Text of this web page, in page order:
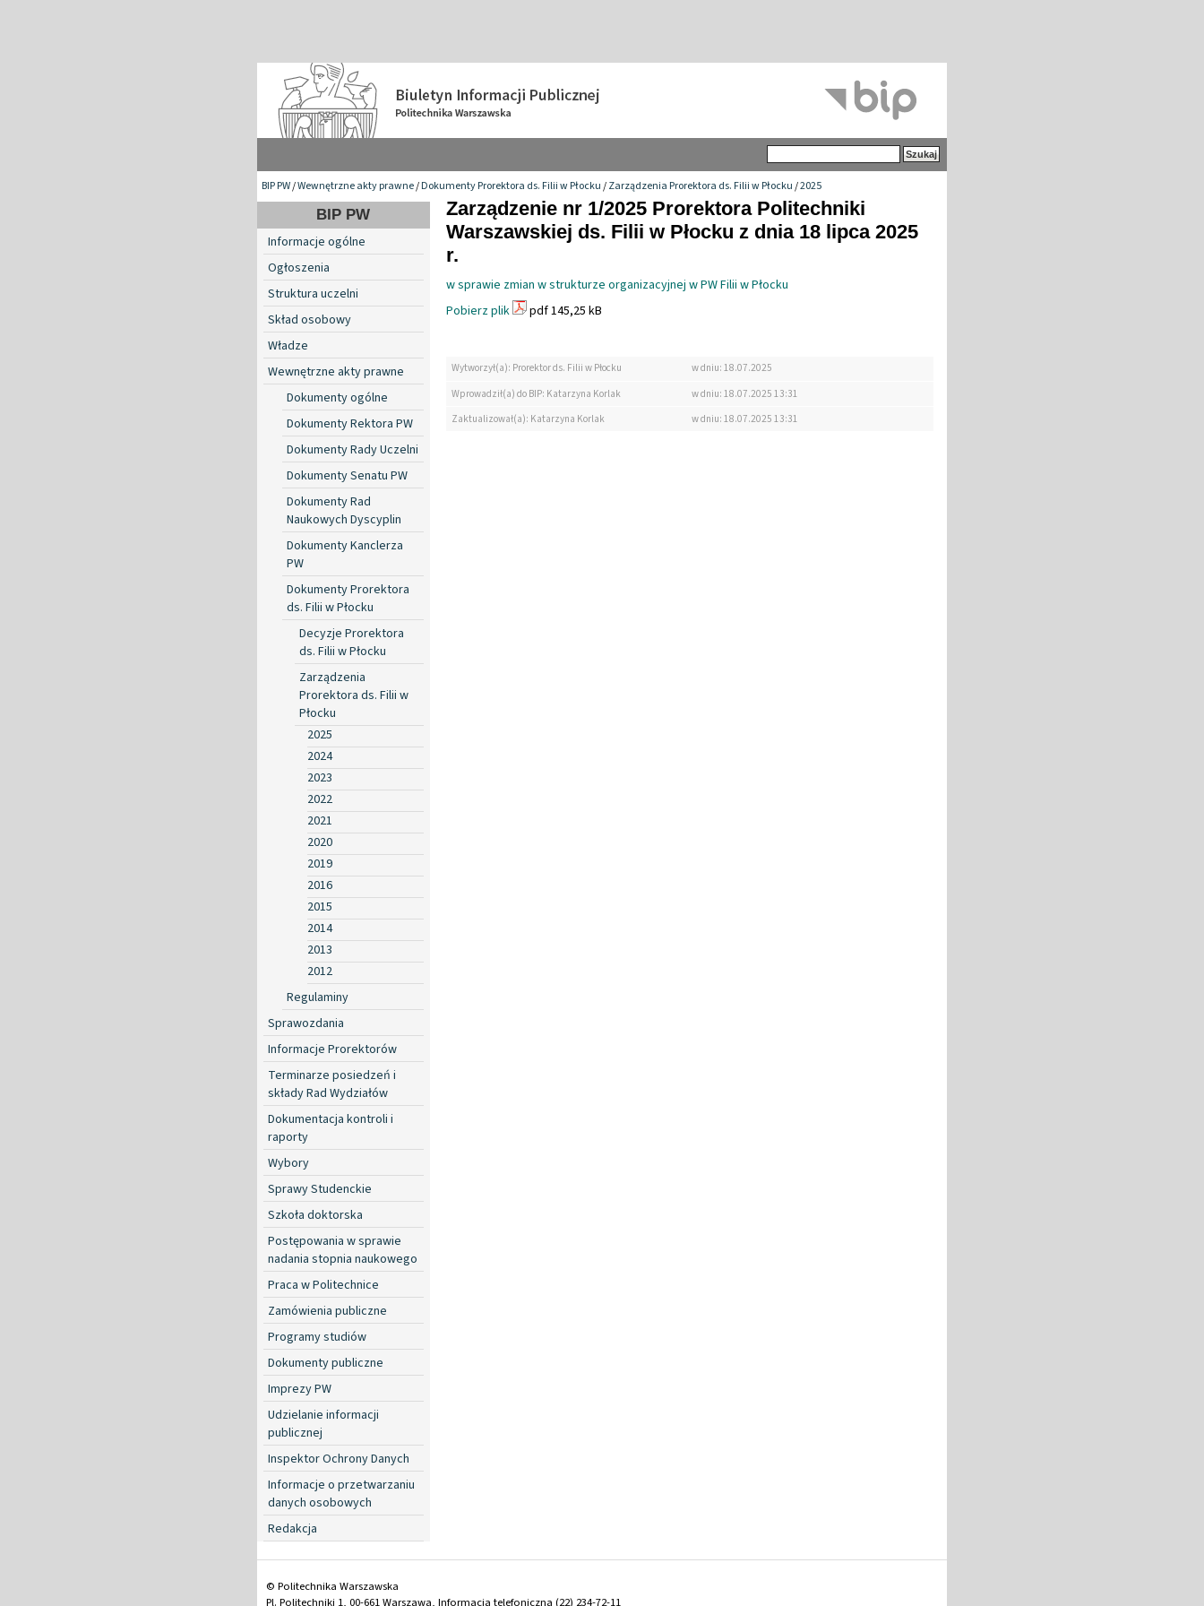
BIP PW/Wewnętrzne akty prawne/Dokumenty Prorektora ds. Filii w Płocku/Zarządzenia Prorektora ds. Filii w Płocku/2025
BIP PW
Informacje ogólne
Ogłoszenia
Struktura uczelni
Skład osobowy
Władze
Wewnętrzne akty prawne
Dokumenty ogólne
Dokumenty Rektora PW
Dokumenty Rady Uczelni
Dokumenty Senatu PW
Dokumenty Rad
Naukowych Dyscyplin
Dokumenty Kanclerza
PW
Dokumenty Prorektora
ds. Filii w Płocku
Decyzje Prorektora
ds. Filii w Płocku
Zarządzenia
Prorektora ds. Filii w
Płocku
2025
2024
2023
2022
2021
2020
2019
2016
2015
2014
2013
2012
Regulaminy
Sprawozdania
Informacje Prorektorów
Terminarze posiedzeń i
składy Rad Wydziałów
Dokumentacja kontroli i
raporty
Wybory
Sprawy Studenckie
Szkoła doktorska
Postępowania w sprawie
nadania stopnia naukowego
Praca w Politechnice
Zamówienia publiczne
Programy studiów
Dokumenty publiczne
Imprezy PW
Udzielanie informacji
publicznej
Inspektor Ochrony Danych
Informacje o przetwarzaniu
danych osobowych
Redakcja
Zarządzenie nr 1/2025 Prorektora Politechniki
Warszawskiej ds. Filii w Płocku z dnia 18 lipca 2025
r.
w sprawie zmian w strukturze organizacyjnej w PW Filii w Płocku
Pobierz plik
pdf 145,25 kB
Wytworzył(a): Prorektor ds. Filii w Płocku
w dniu: 18.07.2025
Wprowadził(a) do BIP: Katarzyna Korlak
w dniu: 18.07.2025 13:31
Zaktualizował(a): Katarzyna Korlak
w dniu: 18.07.2025 13:31
© Politechnika Warszawska
Pl. Politechniki 1, 00-661 Warszawa, Informacja telefoniczna (22) 234-72-11